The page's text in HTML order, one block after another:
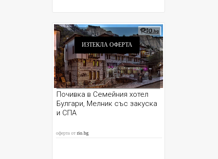
ИЗТЕКЛА ОФЕРТА
Почивка в Семейния хотел
Булгари, Мелник със закуска
и СПА
оферта отrio.bg